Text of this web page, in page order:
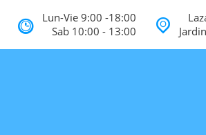
Lun-Vie 9:00 -18:00
Sab 10:00 - 13:00